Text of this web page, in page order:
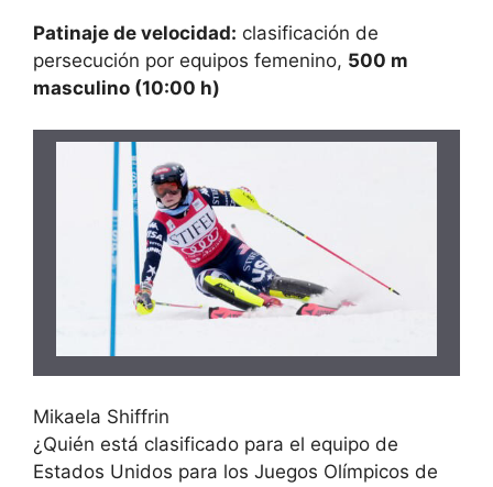
Patinaje de velocidad: clasificación de
persecución por equipos femenino, 500 m
masculino (10:00 h)
Mikaela Shiffrin
¿Quién está clasificado para el equipo de
Estados Unidos para los Juegos Olímpicos de